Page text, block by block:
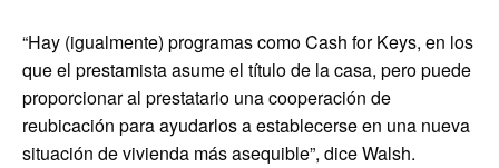
“Hay (igualmente) programas como Cash for Keys, en los
que el prestamista asume el título de la casa, pero puede
proporcionar al prestatario una cooperación de
reubicación para ayudarlos a establecerse en una nueva
situación de vivienda más asequible”, dice Walsh.